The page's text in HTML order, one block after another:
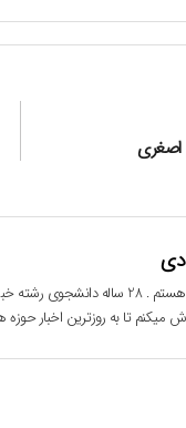
اصغری
میکنم تا به روزترین اخبار